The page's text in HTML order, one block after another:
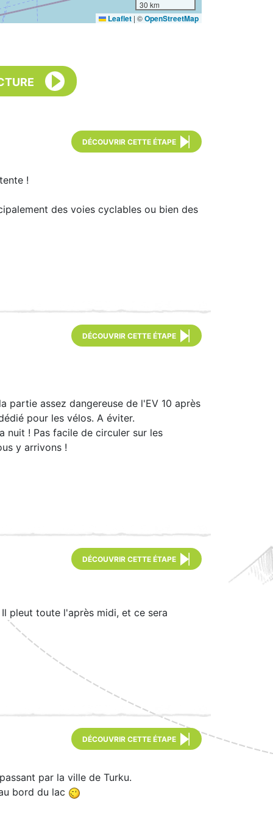
30 km
Leaflet | ©OpenStreetMap
DÉCOUVRIR CETTE ÉTAPE
!
des voies cyclables ou bien des
DÉCOUVRIR CETTE ÉTAPE
partie assez dangereuse de l'EV 10 après
pour les vélos. A éviter.
nuit ! Pas facile de circuler sur les
y arrivons !
DÉCOUVRIR CETTE ÉTAPE
pleut toute l'après midi, et ce sera
DÉCOUVRIR CETTE ÉTAPE
par la ville de Turku.
bord du lac